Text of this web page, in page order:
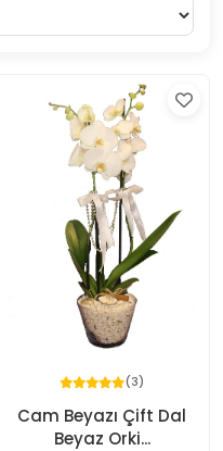
(3)
Cam Beyazı Çift Dal
Beyaz Orki...